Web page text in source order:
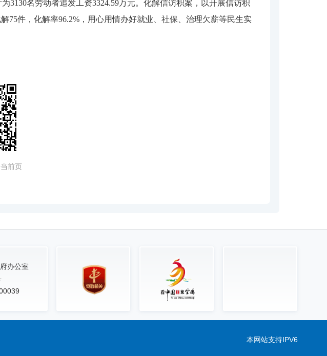
3130名劳动者追发工资3324.59万元。化解信访积案，以开展信访积
75件，化解率96.2%，用心用情办好就业、社保、治理欠薪等民生实
前页
办公室
本网站支持IPV6